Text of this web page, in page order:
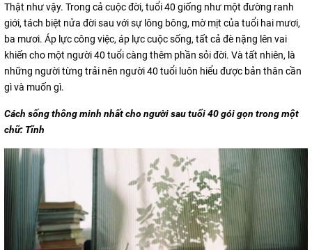
Thật như vậy. Trong cả cuộc đời, tuổi 40 giống như một đường ranh
giới, tách biệt nửa đời sau với sự lông bông, mờ mịt của tuổi hai mươi,
ba mươi. Áp lực công việc, áp lực cuộc sống, tất cả đè nặng lên vai
khiến cho một người 40 tuổi càng thêm phần sỏi đời. Và tất nhiên, là
những người từng trải nên người 40 tuổi luôn hiểu được bản thân cần
gì và muốn gì.
Cách sống thông minh nhất cho người sau tuổi 40 gói gọn trong một
chữ: Tĩnh